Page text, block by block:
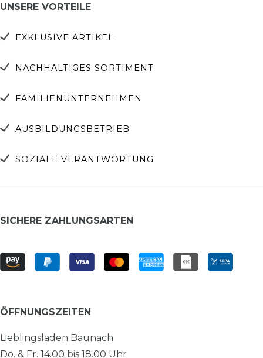
UNSERE VORTEILE
EXKLUSIVE ARTIKEL
NACHHALTIGES SORTIMENT
FAMILIENUNTERNEHMEN
AUSBILDUNGSBETRIEB
SOZIALE VERANTWORTUNG
SICHERE ZAHLUNGSARTEN
ÖFFNUNGSZEITEN
Lieblingsladen Baunach
Do. & Fr. 14.00 bis 18.00 Uhr